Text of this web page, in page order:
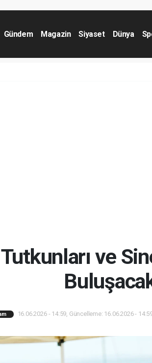
Gündem Magazin Siyaset Dünya
ve
16.06.2026 - 14:59, Güncelleme: 16.06.2026 -